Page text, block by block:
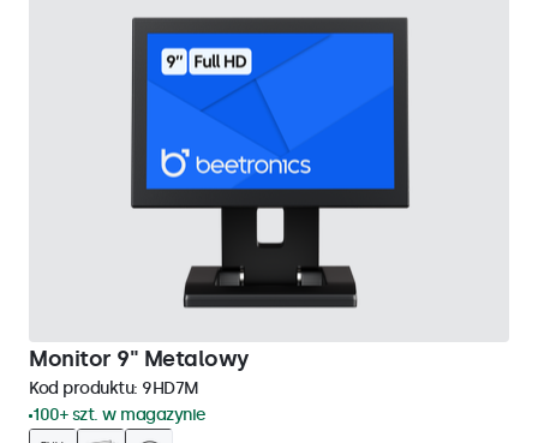
Monitor 9" Metalowy
Kod produktu: 9HD7M
100+ szt. w magazynie